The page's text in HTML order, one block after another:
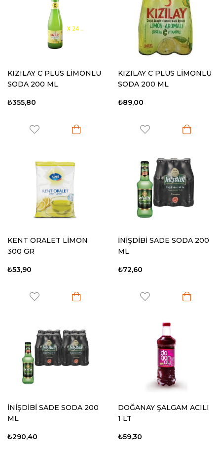
KIZILAY C PLUS LİMONLU
SODA 200 ML
₺355,80
KIZILAY C PLUS LİMONLU
SODA 200 ML
₺89,00
KENT ORALET LİMON
300 GR
₺53,90
İNİŞDİBİ SADE SODA 200
ML
₺72,60
İNİŞDİBİ SADE SODA 200
ML
₺290,40
DOĞANAY ŞALGAM ACILI
1 LT
₺59,30